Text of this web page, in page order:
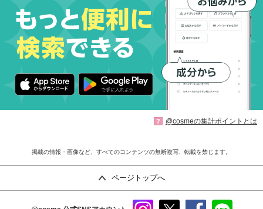
? @cosmeの集計ポイントとは
掲載の情報・画像など、すべてのコンテンツの無断複写、転載を禁じます。
ページトップへ